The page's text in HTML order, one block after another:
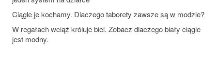
Ciągle je kochamy. Dlaczego taborety zawsze są w modzie?
W regałach wciąż króluje biel. Zobacz dlaczego biały ciągle
jest modny.